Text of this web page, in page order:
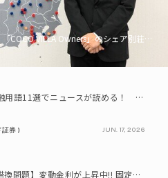
COCO VILLA Owners」のシェア別荘とい
【超入門】金融用語11選でニュースが読める！ 知識ゼロからの賢い資産の育て方
証券 ) JUN. 17, 2026
【住宅ローン借換問題】変動金利が上昇中!! 固定に借り換えるなら今が正解って本当? シミュレーションで比較してみよう